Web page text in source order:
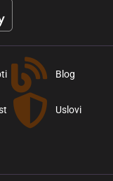
Blog
Uslovi